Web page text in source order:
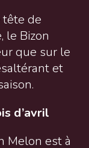
tête de
le Bizon
que sur le
et
d’avril
Melon est à